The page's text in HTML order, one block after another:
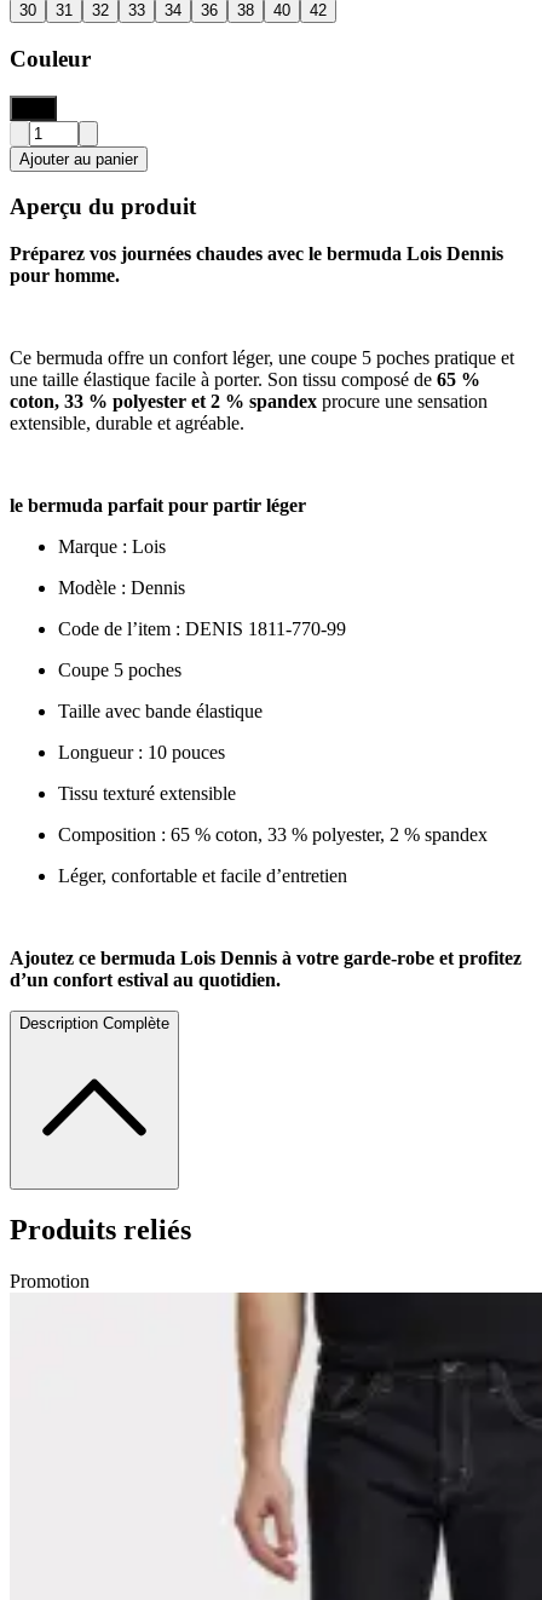
30 31 32 33 34 36 38 40 42
Couleur
Ajouter au panier
Aperçu du produit
Préparez vos journées chaudes avec le bermuda Lois Dennis
pour homme.
Ce bermuda offre un confort léger, une coupe 5 poches pratique et
une taille élastique facile à porter. Son tissu composé de 65 %
coton, 33 % polyester et 2 % spandex procure une sensation
extensible, durable et agréable.
le bermuda parfait pour partir léger
Marque : Lois
Modèle : Dennis
Code de l’item : DENIS 1811-770-99
Coupe 5 poches
Taille avec bande élastique
Longueur : 10 pouces
Tissu texturé extensible
Composition : 65 % coton, 33 % polyester, 2 % spandex
Léger, confortable et facile d’entretien
Ajoutez ce bermuda Lois Dennis à votre garde-robe et profitez
d’un confort estival au quotidien.
Description Complète
Produits reliés
Promotion